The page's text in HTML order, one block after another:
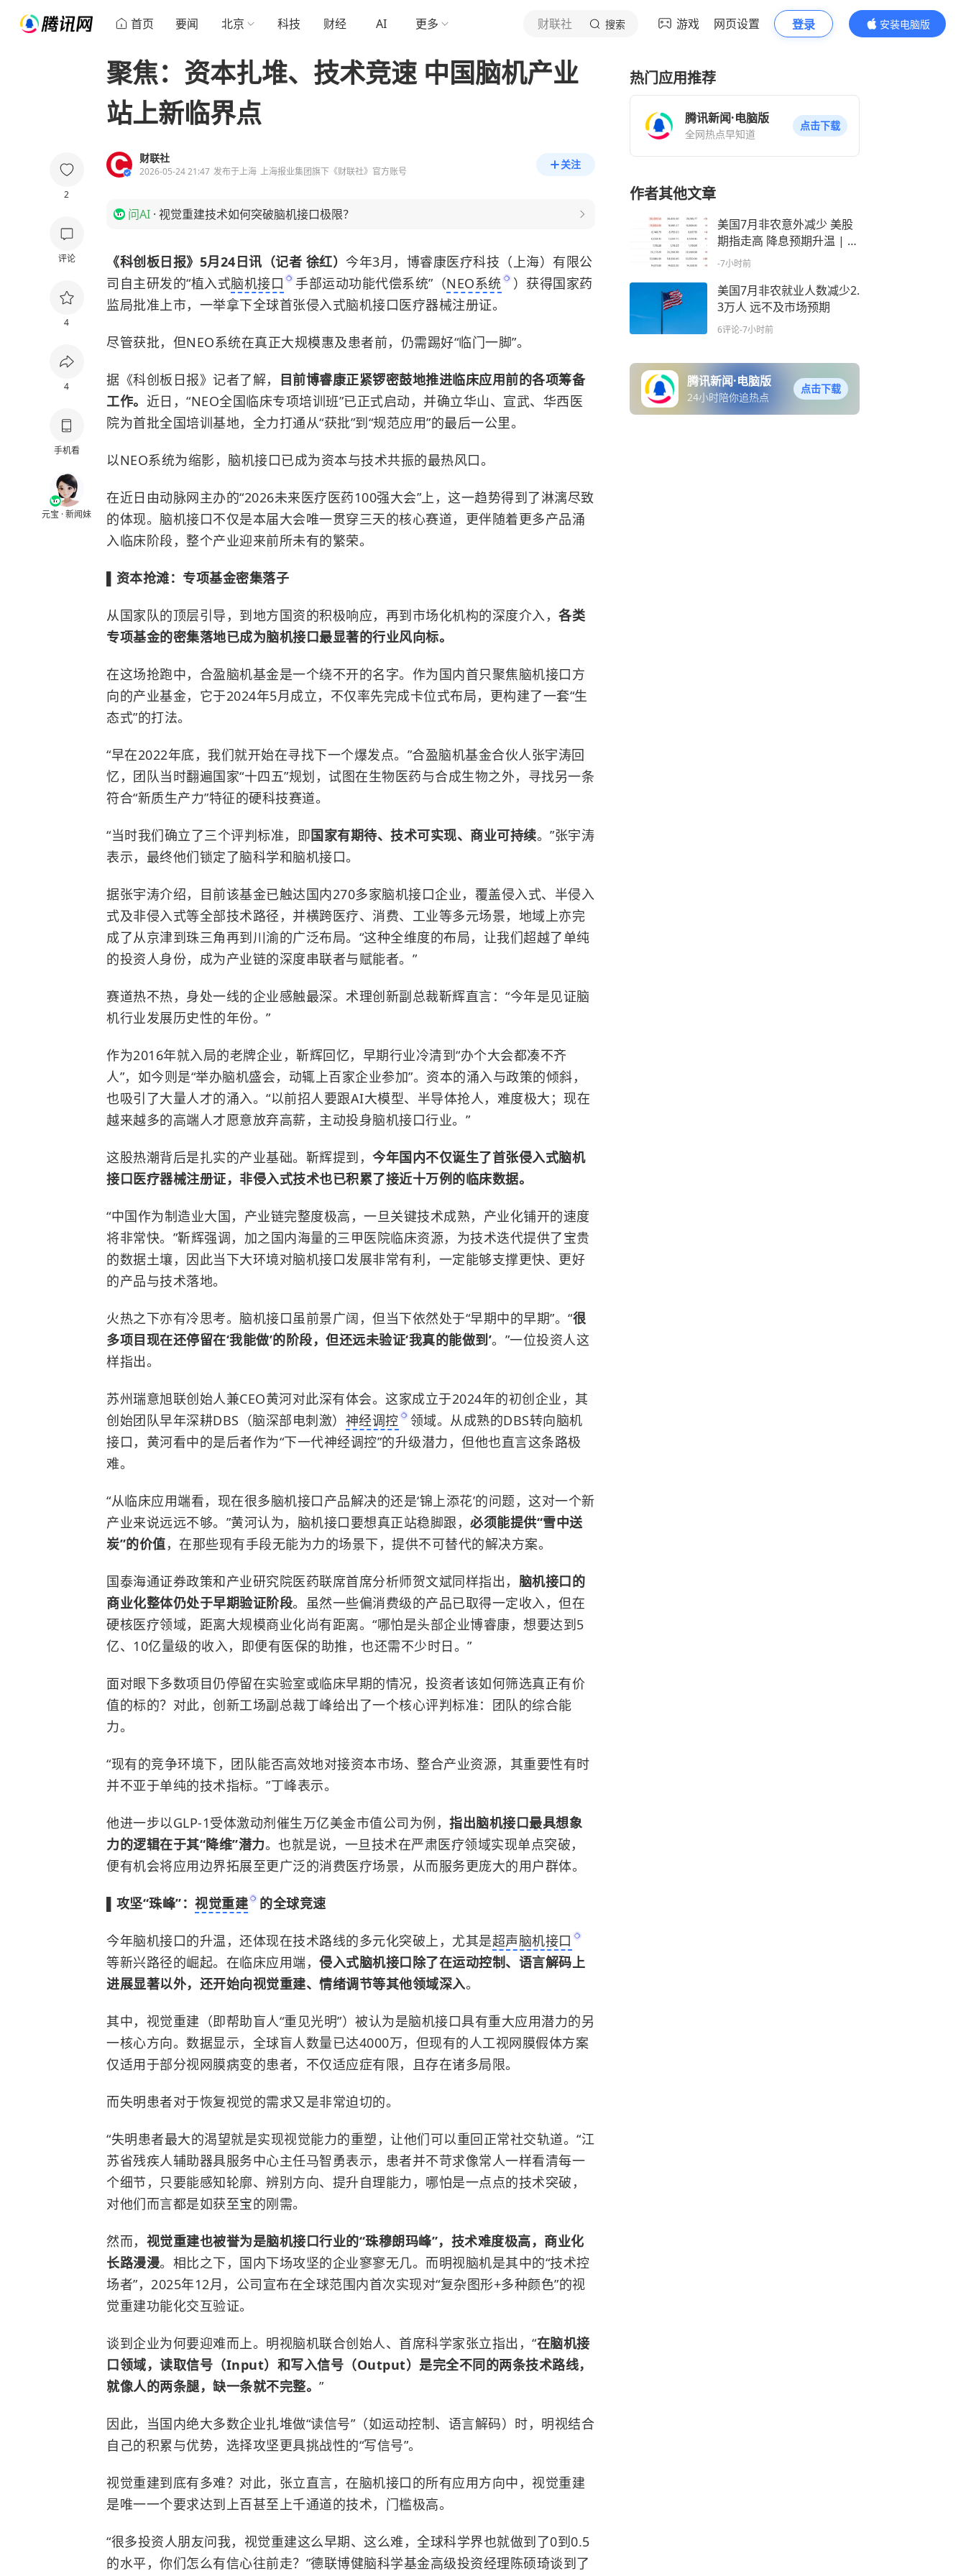
首页 要闻 北京 科技 财经 AI 更多 财联社 搜索 游戏 网页设置 登录
安装电脑版
内容更精彩
2
评论
4
4
手机看
元宝 · 新闻妹
聚焦：资本扎堆、技术竞速 中国脑机产业
站上新临界点
财联社
2026-05-24 21:47 发布于上海 上海报业集团旗下《财联社》官方账号
关注
问AI · 视觉重建技术如何突破脑机接口极限？
《科创板日报》5月24日讯（记者 徐红） 今年3月，博睿康医疗科技（上海）有限公
司自主研发的“植入式脑机接口 手部运动功能代偿系统”（NEO系统
）获得国家药
监局批准上市，一举拿下全球首张侵入式脑机接口医疗器械注册证。
尽管获批，但NEO系统在真正大规模惠及患者前，仍需踢好“临门一脚”。
据《科创板日报》记者了解，
目前博睿康正紧锣密鼓地推进临床应用前的各项筹备
工作。 近日，“NEO全国临床专项培训班”已正式启动，并确立华山、宣武、华西医
院为首批全国培训基地，全力打通从“获批”到“规范应用”的最后一公里。
以NEO系统为缩影，脑机接口已成为资本与技术共振的最热风口。
在近日由动脉网主办的“2026未来医疗医药100强大会”上，这一趋势得到了淋漓尽致
的体现。脑机接口不仅是本届大会唯一贯穿三天的核心赛道，更伴随着更多产品涌
入临床阶段，整个产业迎来前所未有的繁荣。
▌资本抢滩：专项基金密集落子
从国家队的顶层引导，到地方国资的积极响应，再到市场化机构的深度介入， 各类
专项基金的密集落地已成为脑机接口最显著的行业风向标。
在这场抢跑中，合盈脑机基金是一个绕不开的名字。作为国内首只聚焦脑机接口方
向的产业基金，它于2024年5月成立，不仅率先完成卡位式布局，更构建了一套“生
态式”的打法。
“早在2022年底，我们就开始在寻找下一个爆发点。”合盈脑机基金合伙人张宇涛回
忆，团队当时翻遍国家“十四五”规划，试图在生物医药与合成生物之外，寻找另一条
符合“新质生产力”特征的硬科技赛道。
“当时我们确立了三个评判标准，即国家有期待、技术可实现、商业可持续。”张宇涛
表示，最终他们锁定了脑科学和脑机接口。
据张宇涛介绍，目前该基金已触达国内270多家脑机接口企业，覆盖侵入式、半侵入
式及非侵入式等全部技术路径，并横跨医疗、消费、工业等多元场景，地域上亦完
成了从京津到珠三角再到川渝的广泛布局。“这种全维度的布局，让我们超越了单纯
的投资人身份，成为产业链的深度串联者与赋能者。”
赛道热不热，身处一线的企业感触最深。术理创新副总裁靳辉直言：“今年是见证脑
机行业发展历史性的年份。”
作为2016年就入局的老牌企业，靳辉回忆，早期行业冷清到“办个大会都凑不齐
人”，如今则是“举办脑机盛会，动辄上百家企业参加”。资本的涌入与政策的倾斜，
也吸引了大量人才的涌入。“以前招人要跟AI大模型、 半导体抢人，难度极大；现在
越来越多的高端人才愿意放弃高薪，主动投身脑机接口行业。”
这股热潮背后是扎实的产业基础。靳辉提到， 今年国内不仅诞生了首张侵入式脑机
接口医疗器械注册证，非侵入式技术也已积累了接近十万例的临床数据。
“中国作为制造业大国，产业链完整度极高，一旦关键技术成熟，产业化铺开的速度
将非常快。”靳辉强调，加之国内海量的三甲医院临床资源，为技术迭代提供了宝贵
的数据土壤，因此当下大环境对脑机接口发展非常有利，一定能够支撑更快、更好
的产品与技术落地。
火热之下亦有冷思考。脑机接口虽前景广阔，但当下依然处于“早期中的早期”。“很
多项目现在还停留在‘我能做’的阶段，但还远未验证‘我真的能做到’。”一位投资人这
样指出。
苏州瑞意旭联创始人兼CEO黄河对此深有体会。这家成立于2024年的初创企业，其
创始团队早年深耕DBS（脑深部电刺激） 神经调控
领域。从成熟的DBS转向脑机
接口，黄河看中的是后者作为“下一代神经调控”的升级潜力，但他也直言这条路极
难。
“从临床应用端看，现在很多脑机接口产品解决的还是‘锦上添花’的问题，这对一个新
产业来说远远不够。”黄河认为，脑机接口要想真正站稳脚跟， 必须能提供“雪中送
炭”的价值，在那些现有手段无能为力的场景下，提供不可替代的解决方案。
国泰海通证券政策和产业研究院医药联席首席分析师贺文斌同样指出， 脑机接口的
商业化整体仍处于早期验证阶段。虽然一些偏消费级的产品已取得一定收入，但在
硬核医疗领域，距离大规模商业化尚有距离。“哪怕是头部企业博睿康，想要达到5
亿、10亿量级的收入，即便有医保的助推，也还需不少时日。”
面对眼下多数项目仍停留在实验室或临床早期的情况，投资者该如何筛选真正有价
值的标的？对此，创新工场副总裁丁峰给出了一个核心评判标准：团队的综合能
力。
“现有的竞争环境下，团队能否高效地对接资本市场、整合产业资源，其重要性有时
并不亚于单纯的技术指标。”丁峰表示。
他进一步以GLP-1受体激动剂催生万亿美金市值公司为例， 指出脑机接口最具想象
力的逻辑在于其“降维”潜力。也就是说，一旦技术在严肃医疗领域实现单点突破，
便有机会将应用边界拓展至更广泛的消费医疗场景，从而服务更庞大的用户群体。
▌攻坚“珠峰”： 视觉重建 的全球竞速
今年脑机接口的升温，还体现在技术路线的多元化突破上，尤其是超声脑机接口
等新兴路径的崛起。在临床应用端， 侵入式脑机接口除了在运动控制、语言解码上
进展显著以外，还开始向视觉重建、情绪调节等其他领域深入。
其中，视觉重建（即帮助盲人“重见光明”）被认为是脑机接口具有重大应用潜力的另
一核心方向。数据显示，全球盲人数量已达4000万，但现有的人工视网膜假体方案
仅适用于部分视网膜病变的患者，不仅适应症有限，且存在诸多局限。
而失明患者对于恢复视觉的需求又是非常迫切的。
“失明患者最大的渴望就是实现视觉能力的重塑，让他们可以重回正常社交轨道。“江
苏省残疾人辅助器具服务中心主任马智勇表示，患者并不苛求像常人一样看清每一
个细节，只要能感知轮廓、辨别方向、提升自理能力，哪怕是一点点的技术突破，
对他们而言都是如获至宝的刚需。
然而， 视觉重建也被誉为是脑机接口行业的“珠穆朗玛峰”，技术难度极高，商业化
长路漫漫。相比之下，国内下场攻坚的企业寥寥无几。而明视脑机是其中的“技术控
场者”，2025年12月，公司宣布在全球范围内首次实现对“复杂图形+多种颜色”的视
觉重建功能化交互验证。
谈到企业为何要迎难而上。明视脑机联合创始人、首席科学家张立指出，“在脑机接
口领域，读取信号（Input）和写入信号（Output）是完全不同的两条技术路线，
就像人的两条腿，缺一条就不完整。 ”
因此，当国内绝大多数企业扎堆做“读信号”（如运动控制、语言解码）时，明视结合
自己的积累与优势，选择攻坚更具挑战性的“写信号”。
视觉重建到底有多难？对此，张立直言，在脑机接口的所有应用方向中，视觉重建
是唯一一个要求达到上百甚至上千通道的技术，门槛极高。
“很多投资人朋友问我，视觉重建这么早期、这么难，全球科学界也就做到了0到0.5
的水平，你们怎么有信心往前走？”德联博健脑科学基金高级投资经理陈硕琦谈到了
热门应用推荐
腾讯新闻·电脑版
全网热点早知道
点击下载
作者其他文章
美国7月非农意外减少 美股
期指走高 降息预期升温 | 今
夜看点
-7小时前
美国7月非农就业人数减少2.
3万人 远不及市场预期
6评论-7小时前
腾讯新闻·电脑版
24小时陪你追热点
点击下载